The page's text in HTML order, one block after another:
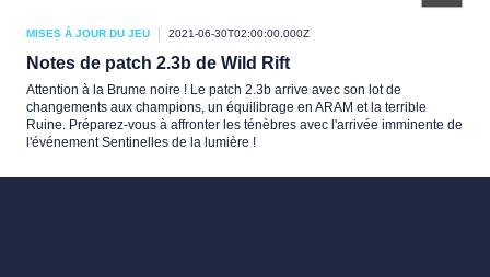
MISES À JOUR DU JEU 2021-06-30T02:00:00.000Z
Notes de patch 2.3b de Wild Rift
Attention à la Brume noire ! Le patch 2.3b arrive avec son lot de
changements aux champions, un équilibrage en ARAM et la terrible
Ruine. Préparez-vous à affronter les ténèbres avec l'arrivée imminente de
l'événement Sentinelles de la lumière !